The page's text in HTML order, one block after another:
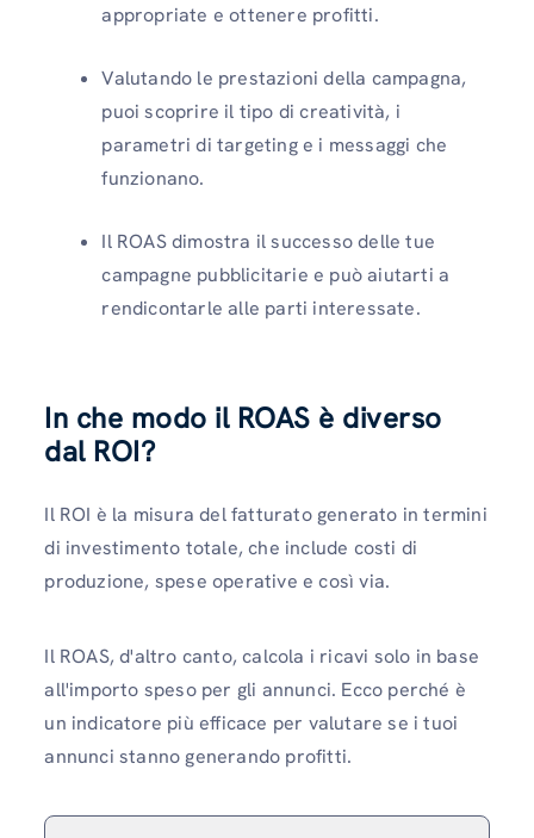
appropriate e ottenere profitti.
Valutando le prestazioni della campagna,
puoi scoprire il tipo di creatività, i
parametri di targeting e i messaggi che
funzionano.
Il ROAS dimostra il successo delle tue
campagne pubblicitarie e può aiutarti a
rendicontarle alle parti interessate.
In che modo il ROAS è diverso
dal ROI?
Il ROI è la misura del fatturato generato in termini
di investimento totale, che include costi di
produzione, spese operative e così via.
Il ROAS, d'altro canto, calcola i ricavi solo in base
all'importo speso per gli annunci. Ecco perché è
un indicatore più efficace per valutare se i tuoi
annunci stanno generando profitti.